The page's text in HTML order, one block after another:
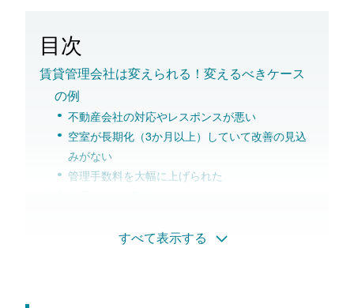
目次
賃貸管理会社は変えられる！変えるべきケース
の例
不動産会社の対応やレスポンスが悪い
空室が長期化（3か月以上）していて改善の見込
みがない
管理手数料を大幅に上げられた
修繕費や原状回復のコストが下がる可能性がある
すべて表示する